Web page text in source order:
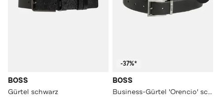
BOSS
Gürtel schwarz
-37%*
BOSS
Business-Gürtel 'Orencio' schwarz